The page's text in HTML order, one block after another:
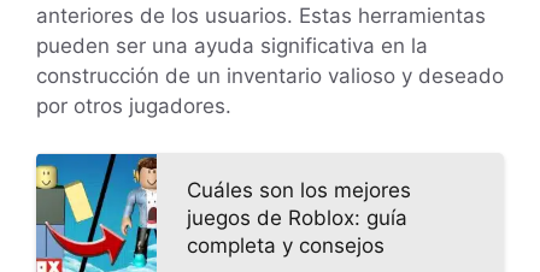
anteriores de los usuarios. Estas herramientas
pueden ser una ayuda significativa en la
construcción de un inventario valioso y deseado
por otros jugadores.
Cuáles son los mejores
juegos de Roblox: guía
completa y consejos